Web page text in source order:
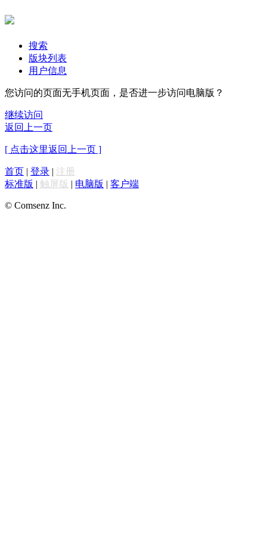
搜索
版块列表
用户信息
您访问的页面无手机页面，是否进一步访问电脑版？
继续访问
返回上一页
[ 点击这里返回上一页 ]
首页 | 登录 | 注册
标准版 | 触屏版 | 电脑版 | 客户端
© Comsenz Inc.